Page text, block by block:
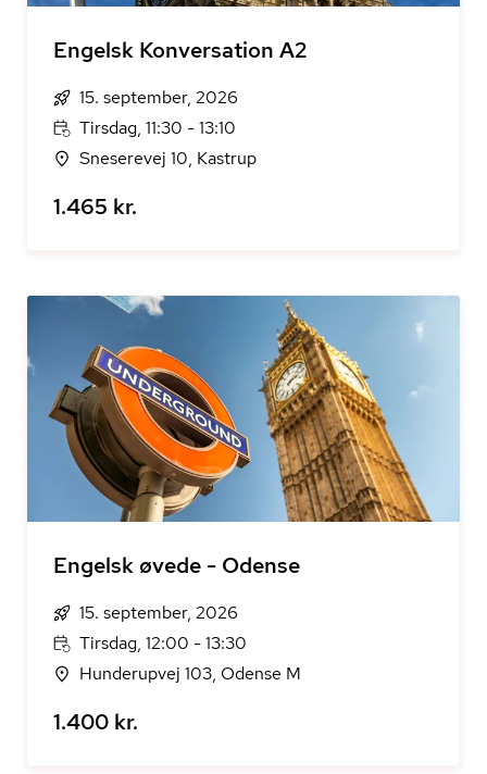
Engelsk Konversation A2
15. september, 2026
Tirsdag, 11:30 - 13:10
Sneserevej 10, Kastrup
1.465 kr.
Engelsk øvede - Odense
15. september, 2026
Tirsdag, 12:00 - 13:30
Hunderupvej 103, Odense M
1.400 kr.